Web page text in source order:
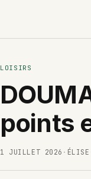
LOISIRS
points
1 JUILLET 2026 ·